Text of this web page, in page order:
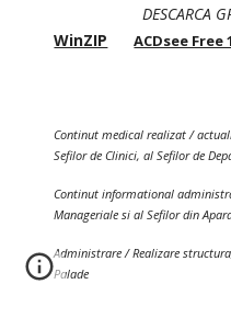
DESCARCA
WinZIP
ACDsee Free
Continut medical realizat /
Sefilor de Clinici, al Sefilor de
Continut informational
Manageriale si al Sefilor din
Administrare / Realizare
Palade